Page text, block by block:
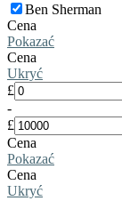
Ben Sherman
Cena
Pokazać
Cena
Ukryć
£
-
£
Cena
Pokazać
Cena
Ukryć